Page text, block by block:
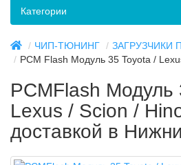
Категории
ЧИП-ТЮНИНГ ЗАГРУЗЧИКИ
PCM Flash Модуль 35 Toyota /
PCMFlash Модуль
Lexus / Scion /
доставкой в